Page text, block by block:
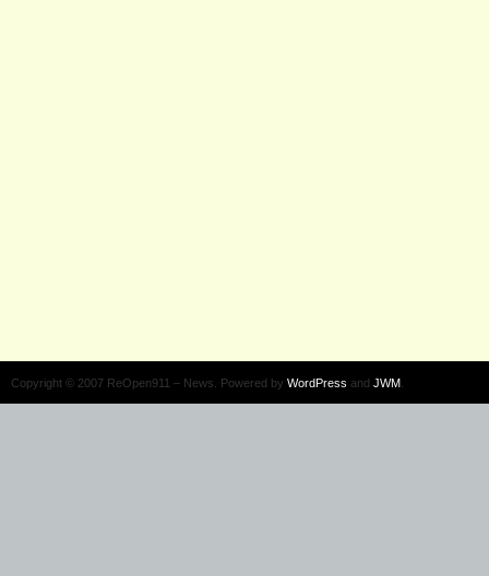
Copyright © 2007 ReOpen911 – News. Powered by WordPress and JWM